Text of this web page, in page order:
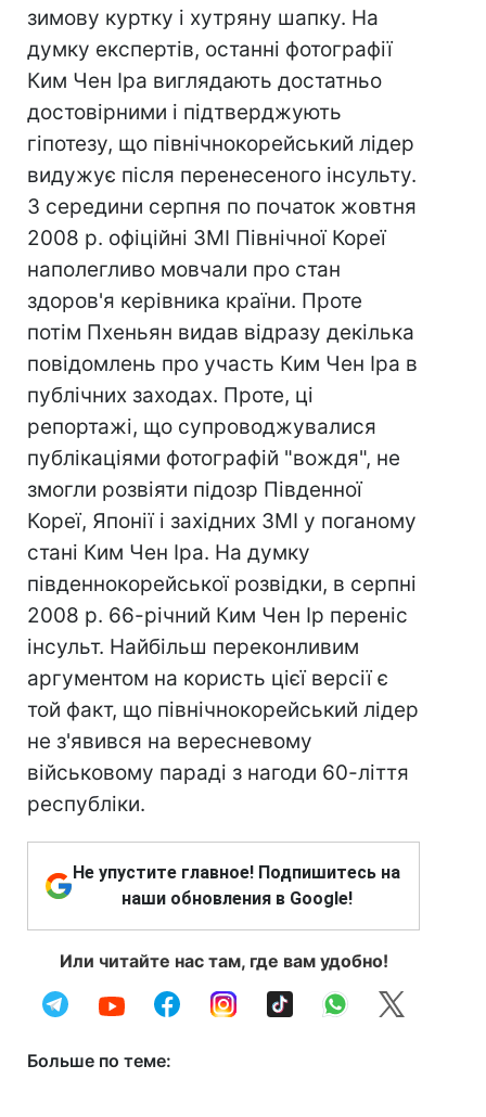
зимову куртку і хутряну шапку. На
думку експертів, останні фотографії
Ким Чен Іра виглядають достатньо
достовірними і підтверджують
гіпотезу, що північнокорейський лідер
видужує після перенесеного інсульту.
З середини серпня по початок жовтня
2008 р. офіційні ЗМІ Північної Кореї
наполегливо мовчали про стан
здоров'я керівника країни. Проте
потім Пхеньян видав відразу декілька
повідомлень про участь Ким Чен Іра в
публічних заходах. Проте, ці
репортажі, що супроводжувалися
публікаціями фотографій "вождя", не
змогли розвіяти підозр Південної
Кореї, Японії і західних ЗМІ у поганому
стані Ким Чен Іра. На думку
південнокорейської розвідки, в серпні
2008 р. 66-річний Ким Чен Ір переніс
інсульт. Найбільш переконливим
аргументом на користь цієї версії є
той факт, що північнокорейський лідер
не з'явився на вересневому
військовому параді з нагоди 60-ліття
республіки.
Не упустите главное! Подпишитесь на
наши обновления в Google!
Или читайте нас там, где вам удобно!
Больше по теме: